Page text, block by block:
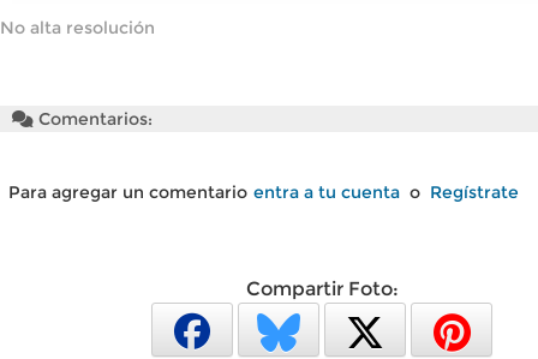
No alta resolución
Comentarios:
Para agregar un comentario entra a tu cuenta o Regístrate
Compartir Foto: